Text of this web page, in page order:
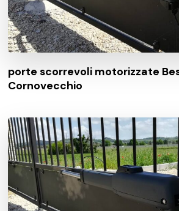
porte scorrevoli motorizzate
Cornovecchio